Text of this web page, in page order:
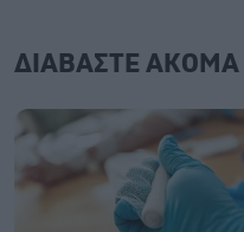
ΔΙΑΒΑΣΤΕ ΑΚΟΜΑ